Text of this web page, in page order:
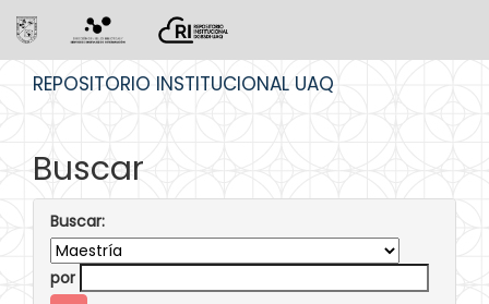
REPOSITORIO INSTITUCIONAL UAQ
Buscar
Buscar:
por